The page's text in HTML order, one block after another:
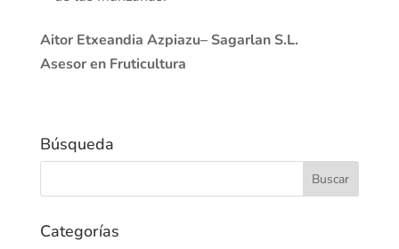
Aitor Etxeandia Azpiazu– Sagarlan S.L.
Asesor en Fruticultura
Búsqueda
Categorías